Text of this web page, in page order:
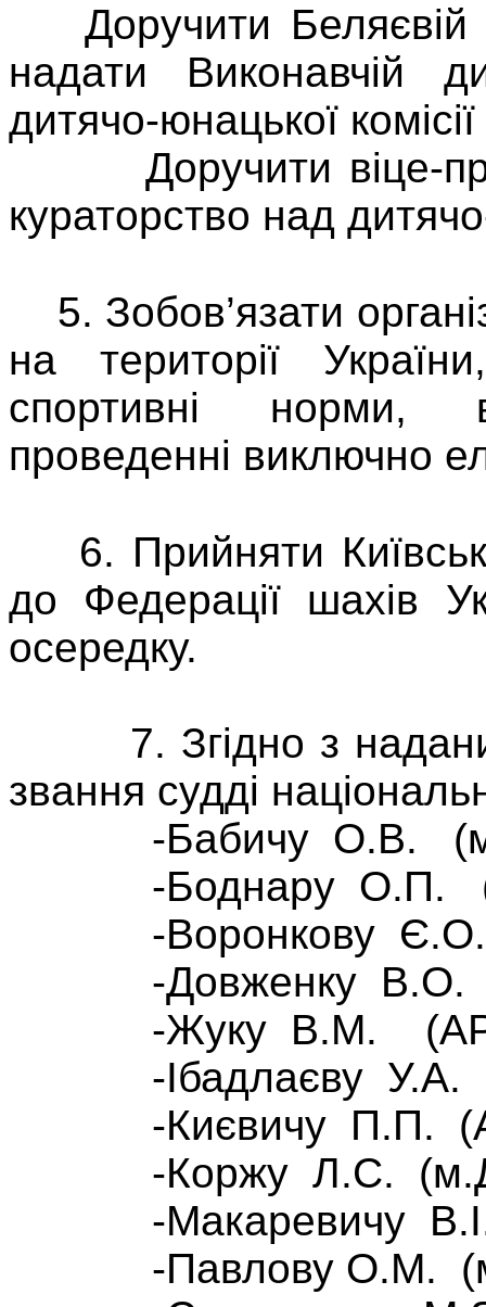
Доручити
надати Виконавчій
дитячо-юнацької
Доручити віце-
кураторство над
5. Зобов’язати
на території
спортивні норми,
проведенні виключно
6. Прийняти
до Федерації шахів
осередку.
7. Згідно з
звання судді
-Бабичу О.В.
-Боднару О.П.
-Воронкову Є.О.
-Довженку В.О.
-Жуку В.М. (АР
-Ібадлаєву У.А.
-Києвичу П.П.
-Коржу Л.С.
-Макаревичу В.І.
-Павлову О.М.